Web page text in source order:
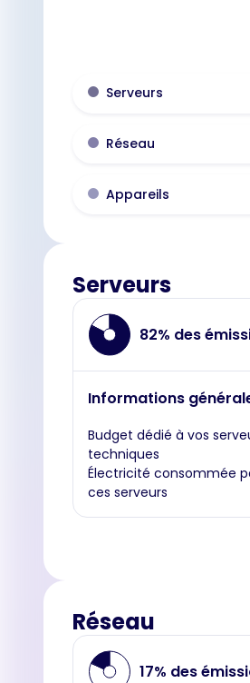
Serveurs
Réseau
Appareils
Serveurs
82% des
Informations
Budget dédié à vos
techniques
Électricité consommée
ces serveurs
Réseau
17% des